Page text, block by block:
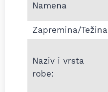
Namena
Zapremina/Težina
Naziv i vrsta
robe: